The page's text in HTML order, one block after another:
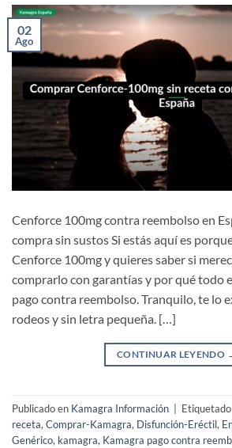
02
Ago
Cenforce 100mg contra reembolso en
compra sin sustos Si estás aquí es
Cenforce 100mg y quieres saber si
comprarlo con garantías y por qué todo
pago contra reembolso. Tranquilo, te lo
rodeos y sin letra pequeña. […]
CONTINUAR LEYENDO
Publicado en Kamagra Información Etiquetado
receta,Comprar-Kamagra, Disfunción-Eréctil,
Genérico, kamagra, Kamagra pago contra